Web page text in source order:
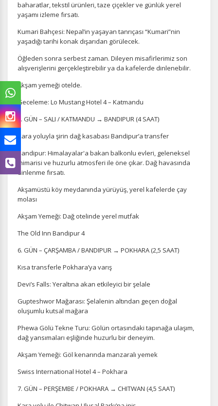
ÇEREZ KULLANIM AYARLARINIZ
Çerez tercihlerinizibelirleyin
Daha fazla bilgi içinKVKK bilgilendirmemizi,çerez kullanım
baharatlar, tekstil ürünleri, taze çiçekler ve günlük yerel
yaşamı izleme fırsatı.
Kumari Bahçesi: Nepal’in yaşayan tanrıçası “Kumari”nin
yaşadığı tarihi konak dışarıdan görülecek.
Öğleden sonra serbest zaman. Dileyen misafirlerimiz son
alışverişlerini gerçekleştirebilir ya da kafelerde dinlenebilir.
Akşam yemeği otelde.
Geceleme: Lo Mustang Hotel 4 – Katmandu
5. GÜN – SALI / KATMANDU → BANDIPUR (4 SAAT)
Kara yoluyla şirin dağ kasabası Bandipur’a transfer
Bandipur: Himalayalar'a bakan balkonlu evleri, geleneksel
mimarisi ve huzurlu atmosferi ile öne çıkar. Dağ havasında
dinlenme fırsatı.
Akşamüstü köy meydanında yürüyüş, yerel kafelerde çay
molası
Akşam Yemeği: Dağ otelinde yerel mutfak
The Old Inn Bandipur 4
6. GÜN – ÇARŞAMBA / BANDIPUR → POKHARA (2,5 SAAT)
Kısa transferle Pokhara’ya varış
Devi’s Falls: Yeraltına akan etkileyici bir şelale
Gupteshwor Mağarası: Şelalenin altından geçen doğal
oluşumlu kutsal mağara
Phewa Gölü Tekne Turu: Gölün ortasındaki tapınağa ulaşım,
dağ yansımaları eşliğinde huzurlu bir deneyim.
Akşam Yemeği: Göl kenarında manzaralı yemek
Swiss International Hotel 4 – Pokhara
7. GÜN – PERŞEMBE / POKHARA → CHITWAN (4,5 SAAT)